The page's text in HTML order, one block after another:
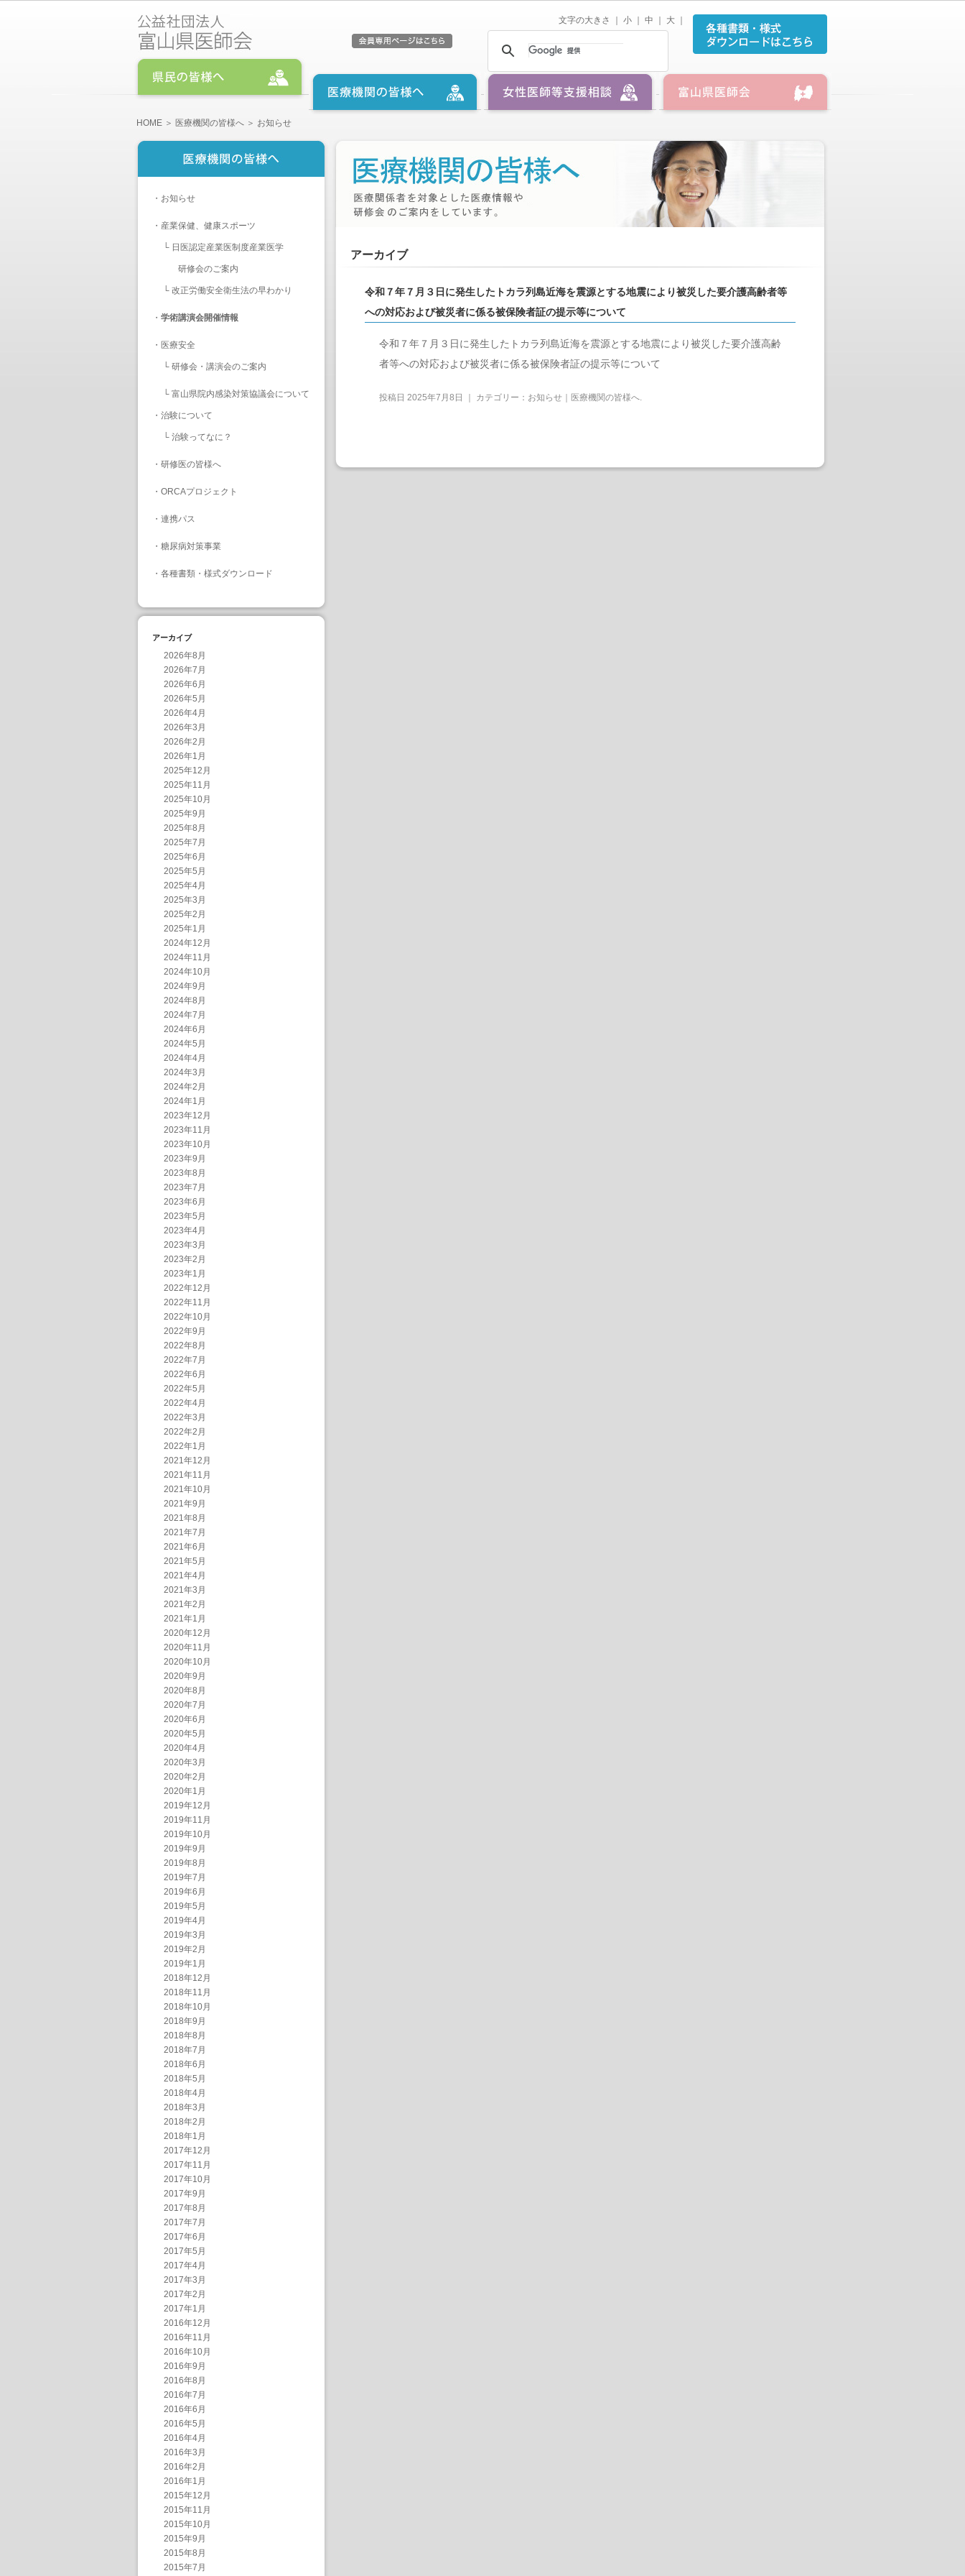
文字の大きさ ｜ 小 中 大
HOME ＞ 医療機関の皆様へ ＞ お知らせ
・ お知らせ
・ 産業保健、健康スポーツ
└ 日医認定産業医制度産業医学
研修会のご案内
└ 改正労働安全衛生法の早わかり
・ 学術講演会開催情報
・ 医療安全
└ 研修会・講演会のご案内
└ 富山県院内感染対策協議会について
・ 治験について
└ 治験ってなに？
・ 研修医の皆様へ
・ ORCAプロジェクト
・ 連携パス
・ 糖尿病対策事業
・ 各種書類・様式ダウンロード
アーカイブ
2026年8月
2026年7月
2026年6月
2026年5月
2026年4月
2026年3月
2026年2月
2026年1月
2025年12月
2025年11月
2025年10月
2025年9月
2025年8月
2025年7月
2025年6月
2025年5月
2025年4月
2025年3月
2025年2月
2025年1月
2024年12月
2024年11月
2024年10月
2024年9月
2024年8月
2024年7月
2024年6月
2024年5月
2024年4月
2024年3月
2024年2月
2024年1月
2023年12月
2023年11月
2023年10月
2023年9月
2023年8月
2023年7月
2023年6月
2023年5月
2023年4月
2023年3月
2023年2月
2023年1月
2022年12月
2022年11月
2022年10月
2022年9月
2022年8月
2022年7月
2022年6月
2022年5月
2022年4月
2022年3月
2022年2月
2022年1月
2021年12月
2021年11月
2021年10月
2021年9月
2021年8月
2021年7月
2021年6月
2021年5月
2021年4月
2021年3月
2021年2月
2021年1月
2020年12月
2020年11月
2020年10月
2020年9月
2020年8月
2020年7月
2020年6月
2020年5月
2020年4月
2020年3月
2020年2月
2020年1月
2019年12月
2019年11月
2019年10月
2019年9月
2019年8月
2019年7月
2019年6月
2019年5月
2019年4月
2019年3月
2019年2月
2019年1月
2018年12月
2018年11月
2018年10月
2018年9月
2018年8月
2018年7月
2018年6月
2018年5月
2018年4月
2018年3月
2018年2月
2018年1月
2017年12月
2017年11月
2017年10月
2017年9月
2017年8月
2017年7月
2017年6月
2017年5月
2017年4月
2017年3月
2017年2月
2017年1月
2016年12月
2016年11月
2016年10月
2016年9月
2016年8月
2016年7月
2016年6月
2016年5月
2016年4月
2016年3月
2016年2月
2016年1月
2015年12月
2015年11月
2015年10月
2015年9月
2015年8月
2015年7月
アーカイブ
令和７年７月３日に発生したトカラ列島近海を震源とする地震により被災した要介護高齢者等
への対応および被災者に係る被保険者証の提示等について
令和７年７月３日に発生したトカラ列島近海を震源とする地震により被災した要介護高齢
者等への対応および被災者に係る被保険者証の提示等について
投稿日 2025年7月8日 ｜ カテゴリー： お知らせ｜医療機関の皆様へ.